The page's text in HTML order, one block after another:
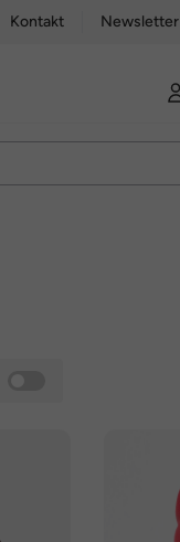
Kontakt Newsletter